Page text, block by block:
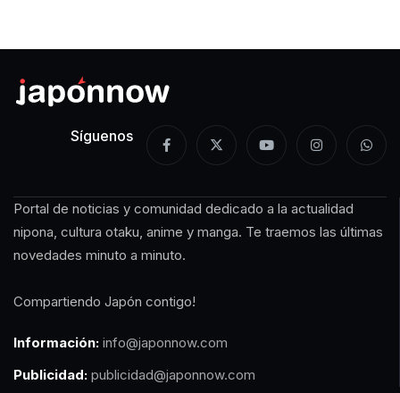
Síguenos
Portal de noticias y comunidad dedicado a la actualidad
nipona, cultura otaku, anime y manga. Te traemos las últimas
novedades minuto a minuto.
Compartiendo Japón contigo!
Información: info@japonnow.com
Publicidad: publicidad@japonnow.com